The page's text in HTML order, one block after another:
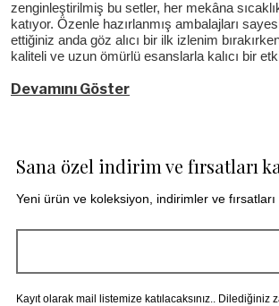
zenginleştirilmiş bu setler, her mekâna
katıyor. Özenle hazırlanmış ambalajları
ettiğiniz anda göz alıcı bir ilk izlenim
kaliteli ve uzun ömürlü esanslarla kalıcı bir
Devamını Göster
Sana özel indirim ve fırsatları
Yeni ürün ve koleksiyon, indirimler ve
Kayıt olarak mail listemize katılacaksınız.. Dilediğiniz